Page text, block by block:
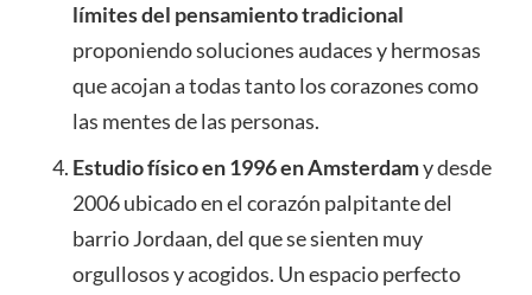
límites del pensamiento tradicional
proponiendo soluciones audaces y hermosas
que acojan a todas tanto los corazones como
las mentes de las personas.
Estudio físico en 1996 en Amsterdamy desde
2006 ubicado en el corazón palpitante del
barrio Jordaan, del que se sienten muy
orgullosos y acogidos. Un espacio perfecto